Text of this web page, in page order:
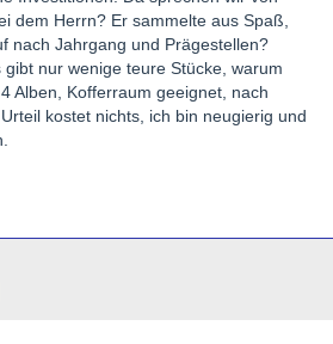
dem Herrn? Er sammelte aus Spaß,
nach Jahrgang und Prägestellen?
nur wenige teure Stücke, warum
Alben, Kofferraum geeignet, nach
kostet nichts, ich bin neugierig und